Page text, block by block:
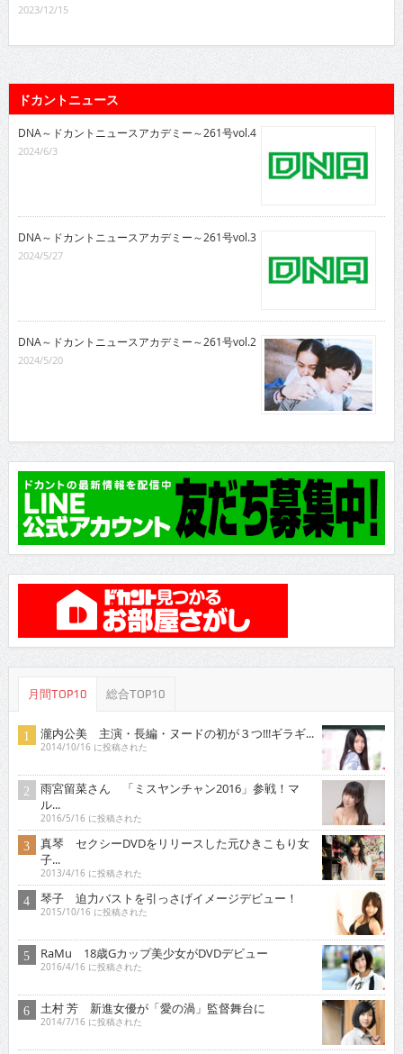
2023/12/15
ドカントニュース
DNA～ドカントニュースアカデミー～261号vol.4
2024/6/3
DNA～ドカントニュースアカデミー～261号vol.3
2024/5/27
DNA～ドカントニュースアカデミー～261号vol.2
2024/5/20
月間TOP10 総合TOP10
瀧内公美 主演・長編・ヌードの初が３つ!!!ギラギ...
2014/10/16 に投稿された
雨宮留菜さん 「ミスヤンチャン2016」参戦！マ
ル...
2016/5/16 に投稿された
真琴 セクシーDVDをリリースした元ひきこもり女
子...
2013/4/16 に投稿された
琴子 迫力バストを引っさげイメージデビュー！
2015/10/16 に投稿された
RaMu 18歳Gカップ美少女がDVDデビュー
2016/4/16 に投稿された
土村 芳 新進女優が「愛の渦」監督舞台に
2014/7/16 に投稿された